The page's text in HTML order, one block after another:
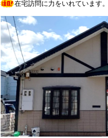
在宅訪問に力をいれています